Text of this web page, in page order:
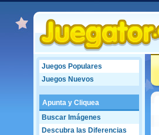
Juegos Populares
Juegos Nuevos
Apunta y Cliquea
Buscar Imágenes
Descubra las Diferencias